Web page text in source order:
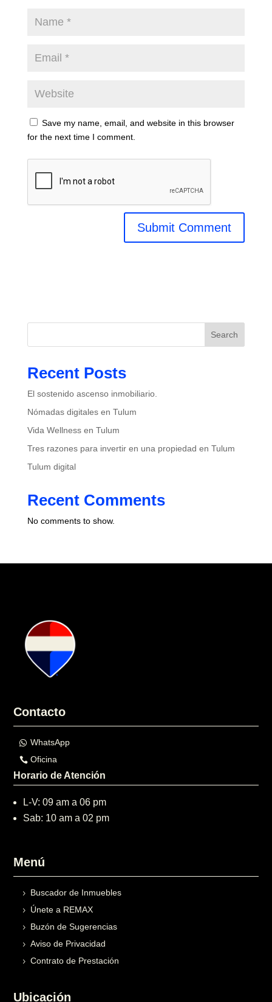
Save my name, email, and website in this browser
for the next time I comment.
Search
Recent Posts
El sostenido ascenso inmobiliario.
Nómadas digitales en Tulum
Vida Wellness en Tulum
Tres razones para invertir en una propiedad en Tulum
Tulum digital
Recent Comments
No comments to show.
Contacto
WhatsApp
Oficina
Horario de Atención
L-V: 09 am a 06 pm
Sab: 10 am a 02 pm
Menú
Buscador de Inmuebles
Únete a REMAX
Buzón de Sugerencias
Aviso de Privacidad
Contrato de Prestación
Ubicación